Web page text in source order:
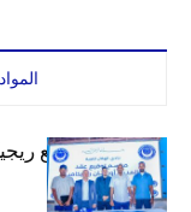
الهلال يتعاقد مع